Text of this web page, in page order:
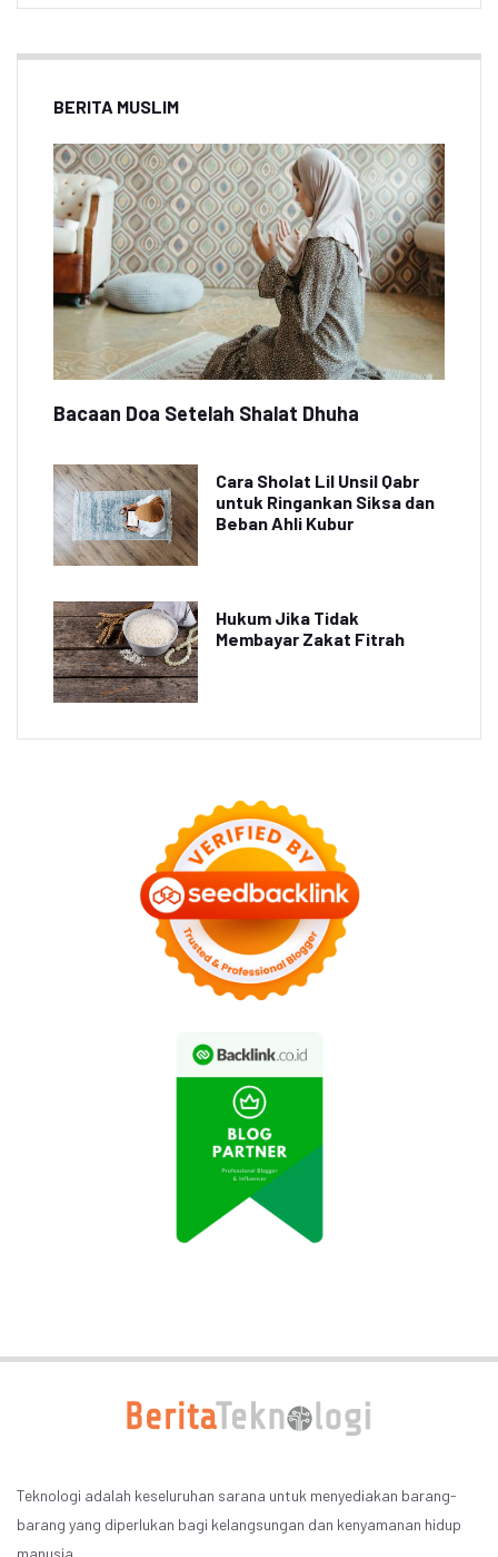
BERITA MUSLIM
Bacaan Doa Setelah Shalat Dhuha
Cara Sholat Lil Unsil Qabr
untuk Ringankan Siksa dan
Beban Ahli Kubur
Hukum Jika Tidak
Membayar Zakat Fitrah
Teknologi adalah keseluruhan sarana untuk menyediakan barang-
barang yang diperlukan bagi kelangsungan dan kenyamanan hidup
manusia.